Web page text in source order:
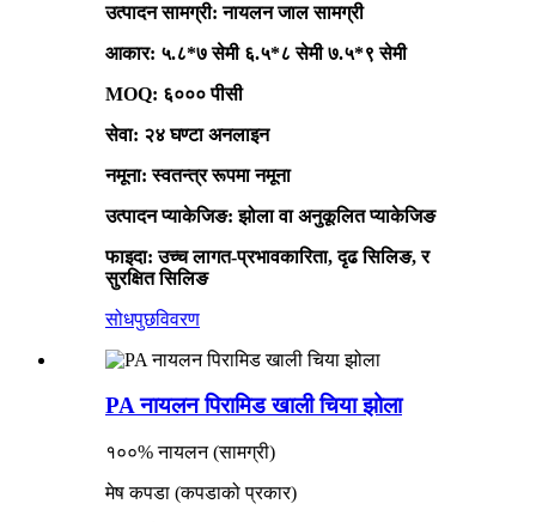
उत्पादन सामग्री: नायलन जाल सामग्री
आकार: ५.८*७ सेमी ६.५*८ सेमी ७.५*९ सेमी
MOQ: ६००० पीसी
सेवा: २४ घण्टा अनलाइन
नमूना: स्वतन्त्र रूपमा नमूना
उत्पादन प्याकेजिङ: झोला वा अनुकूलित प्याकेजिङ
फाइदा: उच्च लागत-प्रभावकारिता, दृढ सिलिङ, र
सुरक्षित सिलिङ
सोधपुछविवरण
PA नायलन पिरामिड खाली चिया झोला
१००% नायलन (सामग्री)
मेष कपडा (कपडाको प्रकार)